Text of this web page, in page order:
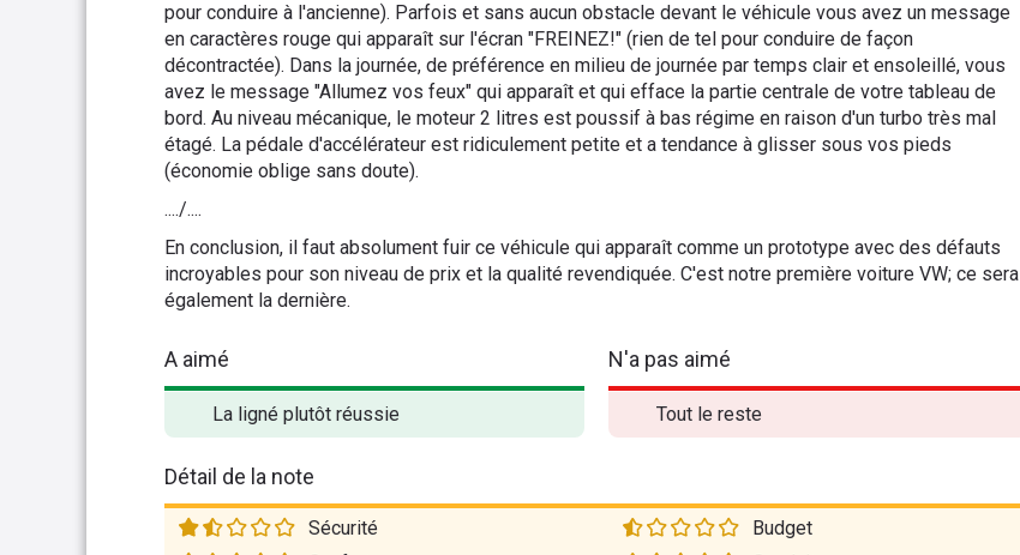
pour conduire à l'ancienne). Parfois et sans aucun obstacle devant le véhicule vous avez un message
en caractères rouge qui apparaît sur l'écran "FREINEZ!" (rien de tel pour conduire de façon
décontractée). Dans la journée, de préférence en milieu de journée par temps clair et ensoleillé, vous
avez le message "Allumez vos feux" qui apparaît et qui efface la partie centrale de votre tableau de
bord. Au niveau mécanique, le moteur 2 litres est poussif à bas régime en raison d'un turbo très mal
étagé. La pédale d'accélérateur est ridiculement petite et a tendance à glisser sous vos pieds
(économie oblige sans doute).
..../....
En conclusion, il faut absolument fuir ce véhicule qui apparaît comme un prototype avec des défauts
incroyables pour son niveau de prix et la qualité revendiquée. C'est notre première voiture VW; ce sera
également la dernière.
A aimé
La ligné plutôt réussie
N'a pas aimé
Tout le reste
Détail de la note
Sécurité
Budget